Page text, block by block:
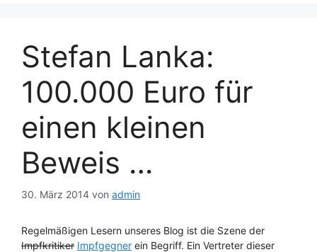
Stefan Lanka:
100.000 Euro für
einen kleinen
Beweis …
30. März 2014 von admin
Regelmäßigen Lesern unseres Blog ist die Szene der
Impfkritiker Impfgegner ein Begriff. Ein Vertreter dieser